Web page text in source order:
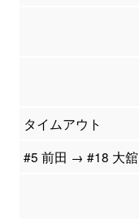
タイムアウト
#5 前田 → #18 大舘